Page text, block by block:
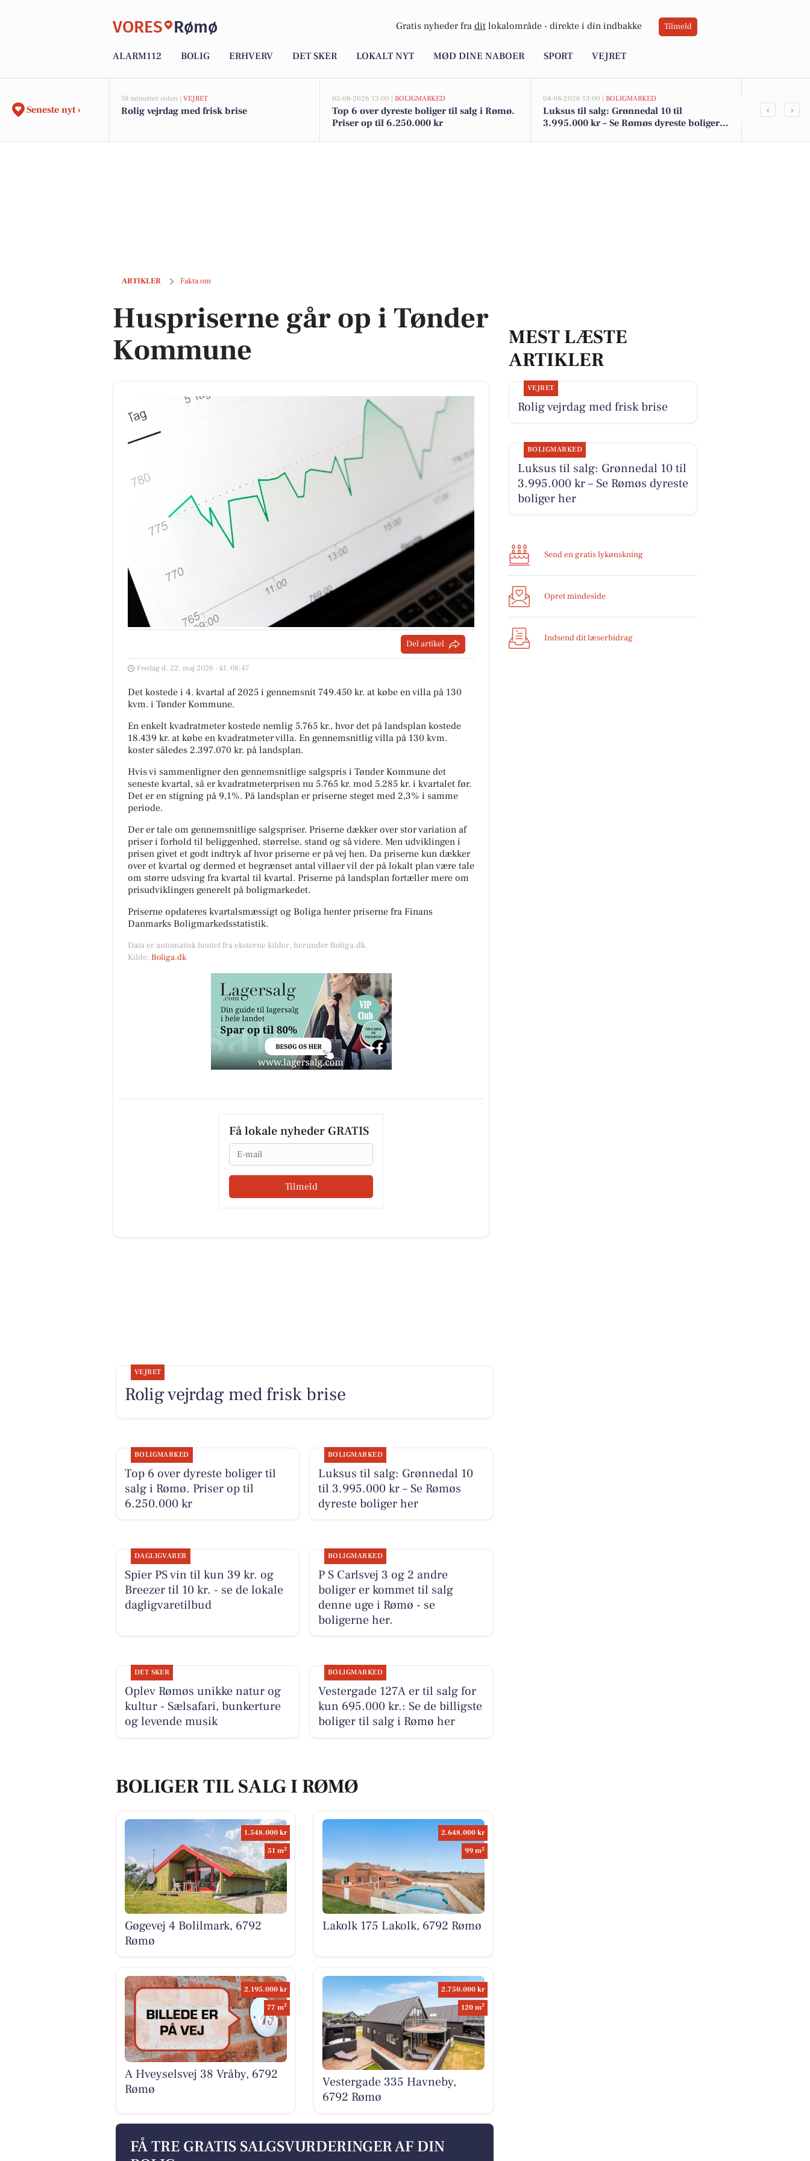
VORES Rømø Gratis nyheder fra dit lokalområde - direkte i din indbakke Tilmeld
ALARM112 BOLIG ERHVERV DET SKER LOKALT NYT MØD DINE NABOER SPORT VEJRET
Seneste nyt ›
58 minutter siden | VEJRET
Rolig vejrdag med frisk brise
05-08-2026 13:00 | BOLIGMARKED
Top 6 over dyreste boliger til salg i Rømø.
Priser op til 6.250.000 kr
04-08-2026 13:00 | BOLIGMARKED
Luksus til salg: Grønnedal 10 til
3.995.000 kr – Se Rømøs dyreste boliger
Spier PS
‹ ›
ARTIKLER Fakta om
Huspriserne går op i Tønder Kommune
Huspriserne går op i Tønder
Kommune
Del artikel
Fredag d. 22. maj 2026 - kl. 08:47
Det kostede i 4. kvartal af 2025 i gennemsnit 749.450 kr. at købe en villa på 130
kvm. i Tønder Kommune.
En enkelt kvadratmeter kostede nemlig 5.765 kr., hvor det på landsplan kostede
18.439 kr. at købe en kvadratmeter villa. En gennemsnitlig villa på 130 kvm.
koster således 2.397.070 kr. på landsplan.
Hvis vi sammenligner den gennemsnitlige salgspris i Tønder Kommune det
seneste kvartal, så er kvadratmeterprisen nu 5.765 kr. mod 5.285 kr. i kvartalet før.
Det er en stigning på 9,1%. På landsplan er priserne steget med 2,3% i samme
periode.
Der er tale om gennemsnitlige salgspriser. Priserne dækker over stor variation af
priser i forhold til beliggenhed, størrelse, stand og så videre. Men udviklingen i
prisen givet et godt indtryk af hvor priserne er på vej hen. Da priserne kun dækker
over et kvartal og dermed et begrænset antal villaer vil der på lokalt plan være tale
om større udsving fra kvartal til kvartal. Priserne på landsplan fortæller mere om
prisudviklingen generelt på boligmarkedet.
Priserne opdateres kvartalsmæssigt og Boliga henter priserne fra Finans
Danmarks Boligmarkedsstatistik.
Data er automatisk hentet fra eksterne kilder, herunder Boliga.dk.
Kilde: Boliga.dk
Få lokale nyheder GRATIS
Email
Tilmeld
MEST LÆSTE
ARTIKLER
VEJRET
Rolig vejrdag med frisk brise
BOLIGMARKED
Luksus til salg: Grønnedal 10 til
3.995.000 kr – Se Rømøs dyreste
boliger her
Send en gratis lykønskning
Opret mindeside
Indsend dit læserbidrag
VEJRET
Rolig vejrdag med frisk brise
BOLIGMARKED
Top 6 over dyreste boliger til
salg i Rømø. Priser op til
6.250.000 kr
BOLIGMARKED
Luksus til salg: Grønnedal 10
til 3.995.000 kr – Se Rømøs
dyreste boliger her
DAGLIGVARER
Spier PS vin til kun 39 kr. og
Breezer til 10 kr. - se de lokale
dagligvaretilbud
BOLIGMARKED
P S Carlsvej 3 og 2 andre
boliger er kommet til salg
denne uge i Rømø - se
boligerne her.
DET SKER
Oplev Rømøs unikke natur og
kultur - Sælsafari, bunkerture
og levende musik
BOLIGMARKED
Vestergade 127A er til salg for
kun 695.000 kr.: Se de billigste
boliger til salg i Rømø her
BOLIGER TIL SALG I RØMØ
1.548.000 kr
51 m2
Gøgevej 4 Bolilmark, 6792
Rømø
2.648.000 kr
99 m2
Lakolk 175 Lakolk, 6792 Rømø
2.195.000 kr
77 m2
A Hveyselsvej 38 Vråby, 6792
Rømø
2.750.000 kr
120 m2
Vestergade 335 Havneby,
6792 Rømø
FÅ TRE GRATIS SALGSVURDERINGER AF DIN